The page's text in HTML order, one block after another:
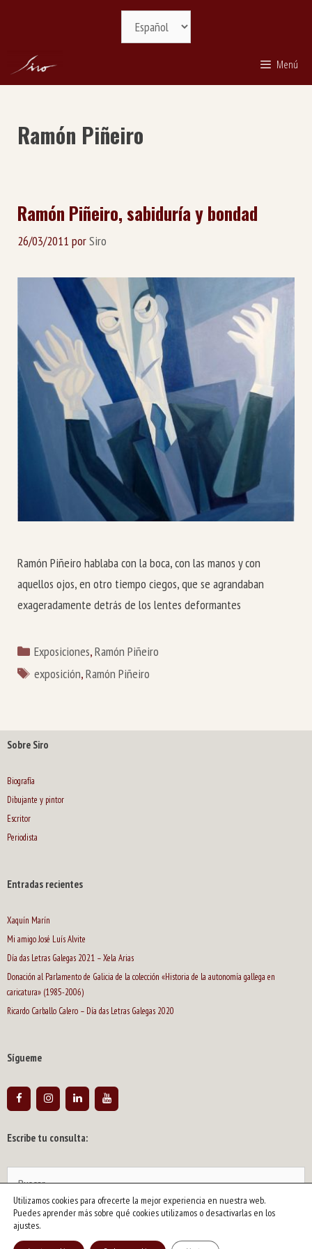
contenido
idioma
Menú
Ramón Piñeiro
Ramón Piñeiro, sabiduría y bondad
26/03/2011 porSiro
Ramón Piñeiro hablaba con la boca, con las manos y con
aquellos ojos, en otro tiempo ciegos, que se agrandaban
exageradamente detrás de los lentes deformantes
Categorías
Exposiciones,Ramón Piñeiro
Etiquetas
exposición,Ramón Piñeiro
Sobre Siro
Biografía
Dibujante y pintor
Escritor
Periodista
Entradas recientes
Xaquín Marín
Mi amigo José Luís Alvite
Día das Letras Galegas 2021 – Xela Arias
Donación al Parlamento de Galicia de la colección «Historia de la autonomía gallega en
caricatura» (1985-2006)
Ricardo Carballo Calero – Día das Letras Galegas 2020
Sígueme
Escribe tu consulta:
2026 © Siro | Artista y escritor gallego. Dibujante de humor y caricaturista
político. Pintor y ensayista |info@siroartista.com| Aviso legal y política de
Utilizamos cookies para ofrecerte la mejor experiencia en nuestra web.
Puedes aprender más sobre qué cookies utilizamos o desactivarlas en los
ajustes.